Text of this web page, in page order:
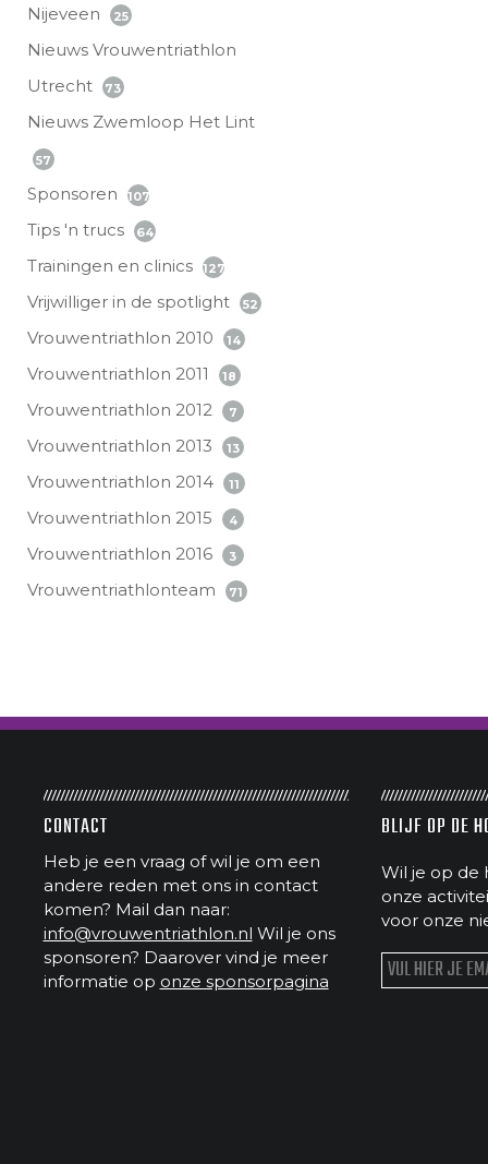
Nijeveen
25
Nieuws Vrouwentriathlon
Utrecht
73
Nieuws Zwemloop Het Lint
57
Sponsoren 107
Tips 'n trucs 64
Trainingen en clinics 127
Vrijwilliger in de spotlight 52
Vrouwentriathlon 2010 14
Vrouwentriathlon 2011 18
Vrouwentriathlon 2012 7
Vrouwentriathlon 2013 13
Vrouwentriathlon 2014 11
Vrouwentriathlon 2015 4
Vrouwentriathlon 2016 3
Vrouwentriathlonteam 71
CONTACT
Heb je een vraag of wil je om een
andere reden met ons in contact
komen? Mail dan naar:
info@vrouwentriathlon.nl Wil je ons
sponsoren? Daarover vind je meer
informatie op onze sponsorpagina
BLIJF OP DE
Wil je op de
onze
voor onze